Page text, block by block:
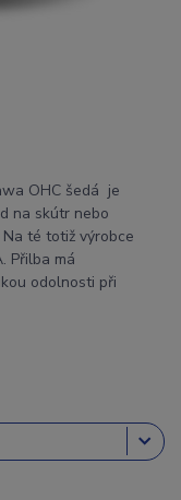
OHC šedá je
na skútr nebo
té totiž výrobce
Přilba má
odolnosti při